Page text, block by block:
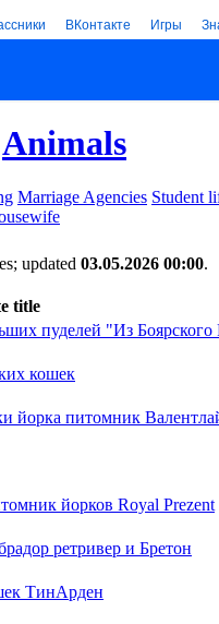
ВКонтакте Игры
Animals
Marriage Agencies Student
updated 03.05.2026 00:00.
title
пуделей "Из Боярского
кошек
йорка питомник
йорков Royal Prezent
ретривер и Бретон
ТинАрден